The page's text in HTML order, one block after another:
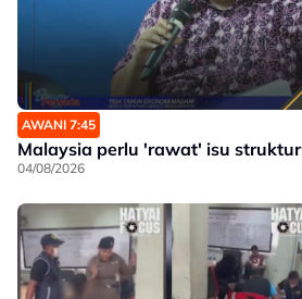
AWANI 7:45
Malaysia perlu 'rawat' isu struktur
04/08/2026